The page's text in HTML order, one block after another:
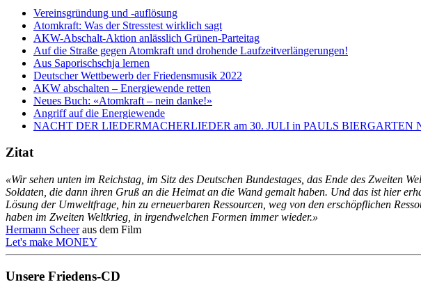
Vereinsgründung und -auflösung
Atomkraft: Was der Stresstest wirklich sagt
AKW-Abschalt-Aktion anlässlich Grünen-Parteitag
Auf die Straße gegen Atomkraft und drohende Laufzeitverlängerungen!
Aus Saporischschja lernen
Deutscher Wettbewerb der Friedensmusik 2022
AKW abschalten – Energiewende retten
Neues Buch: «Atomkraft – nein danke!»
Angriff auf die Energiewende
NACHT DER LIEDERMACHERLIEDER am 30. JULI in PAULS BIERGARTEN
Zitat
«Wir sehen unten im Reichstag, im Sitz des Deutschen Bundestages, das Ende des Zweiten
Soldaten, die dann ihren Gruß an die Heimat an die Wand gemalt haben. Und das ist hier
Lösung der Umweltfrage, hin zu erneuerbaren Ressourcen, weg von den erschöpflichen
haben im Zweiten Weltkrieg, in irgendwelchen Formen immer wieder.»
Hermann Scheeraus dem Film
Let's make MONEY
Unsere Friedens-CD